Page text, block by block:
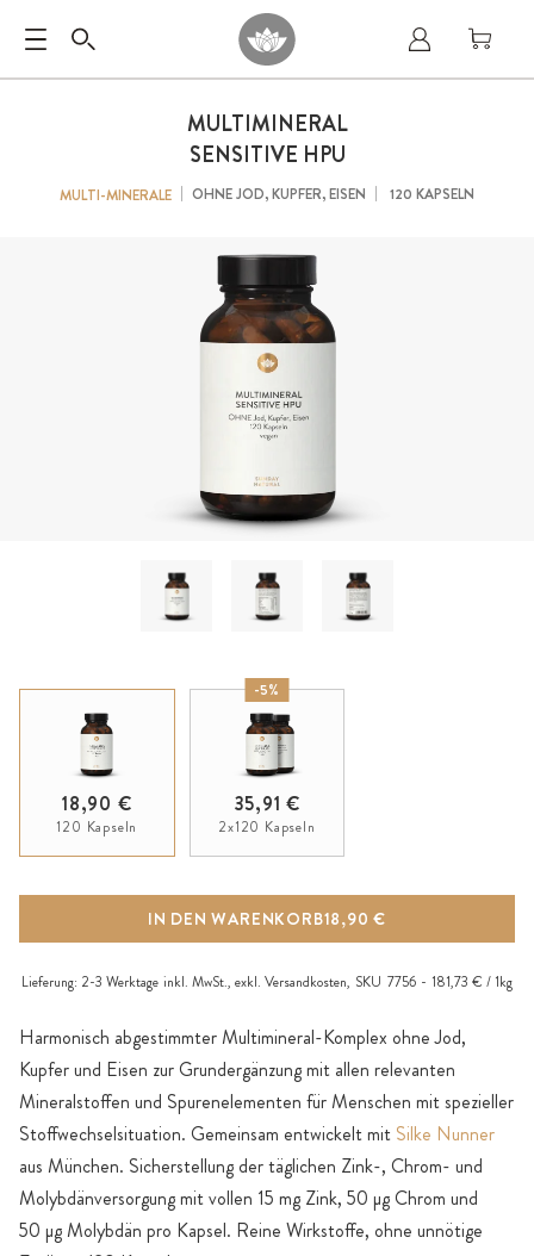
MULTIMINERAL
SENSITIVE HPU
MULTI-MINERALE OHNE JOD, KUPFER, EISEN 120 KAPSELN
Harmonisch abgestimmter Multimineral-Komplex ohne Jod,
Kupfer und Eisen zur Grundergänzung mit allen relevanten
Mineralstoffen und Spurenelementen für Menschen mit spezieller
Stoffwechselsituation. Gemeinsam entwickelt mit Silke Nunner
aus München. Sicherstellung der täglichen Zink-, Chrom- und
Molybdänversorgung mit vollen 15 mg Zink, 50 μg Chrom und
50 μg Molybdän pro Kapsel. Reine Wirkstoffe, ohne unnötige
18,90 €
120 Kapseln
-5%
35,91 €
2x120 Kapseln
IN DEN WARENKORB18,90 €
Lieferung: 2-3 Werktage inkl. MwSt., exkl. Versandkosten, SKU 7756 181,73 € / 1kg